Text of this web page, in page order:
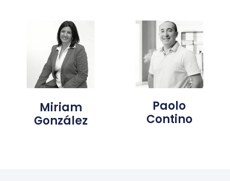
Miriam
González
Paolo
Contino